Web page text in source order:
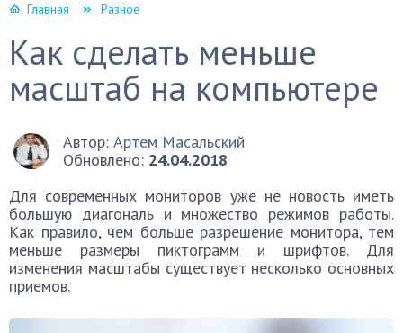
Главная Разное
Как сделать меньше
масштаб на компьютере
Автор: Артем Масальский
Обновлено: 24.04.2018
Для современных мониторов уже не новость иметь
большую диагональ и множество режимов работы.
Как правило, чем больше разрешение монитора, тем
меньше размеры пиктограмм и шрифтов. Для
изменения масштабы существует несколько основных
приемов.